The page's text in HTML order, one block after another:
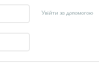
Увійти за допомогою